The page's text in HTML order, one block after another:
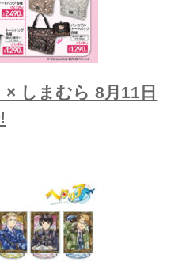
しまむら 8月11日